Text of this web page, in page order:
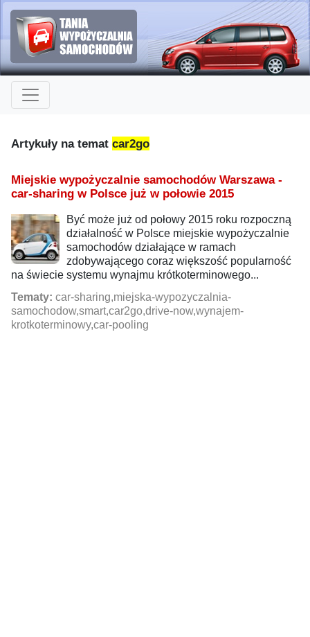
Artykuły na temat car2go
Miejskie wypożyczalnie samochodów Warszawa -
car-sharing w Polsce już w połowie 2015
Być może już od połowy 2015 roku rozpoczną
działalność w Polsce miejskie wypożyczalnie
samochodów działające w ramach
zdobywającego coraz większość popularność
na świecie systemu wynajmu krótkoterminowego...
Tematy: car-sharing,miejska-wypozyczalnia-
samochodow,smart,car2go,drive-now,wynajem-
krotkoterminowy,car-pooling